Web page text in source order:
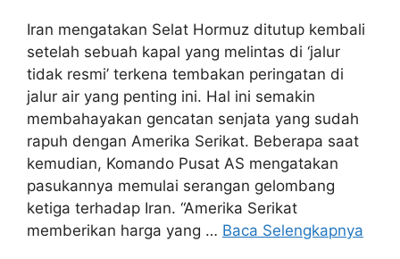
Iran mengatakan Selat Hormuz ditutup kembali
setelah sebuah kapal yang melintas di ‘jalur
tidak resmi’ terkena tembakan peringatan di
jalur air yang penting ini. Hal ini semakin
membahayakan gencatan senjata yang sudah
rapuh dengan Amerika Serikat. Beberapa saat
kemudian, Komando Pusat AS mengatakan
pasukannya memulai serangan gelombang
ketiga terhadap Iran. “Amerika Serikat
memberikan harga yang … Baca Selengkapnya